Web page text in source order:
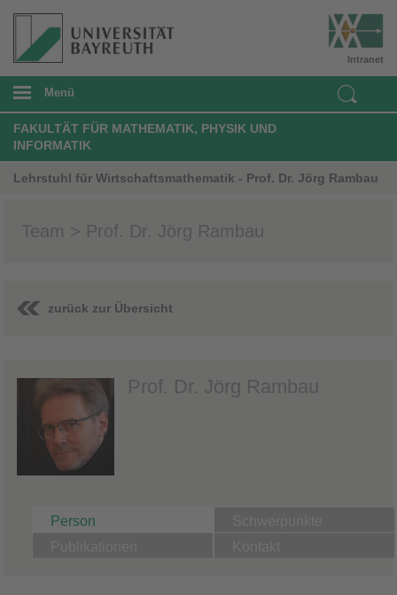
Intranet
Menü
FAKULTÄT FÜR MATHEMATIK, PHYSIK UND
INFORMATIK
Lehrstuhl für Wirtschaftsmathematik - Prof. Dr. Jörg Rambau
Team > Prof. Dr. Jörg Rambau
zurück zur Übersicht
Prof. Dr. Jörg Rambau
Person